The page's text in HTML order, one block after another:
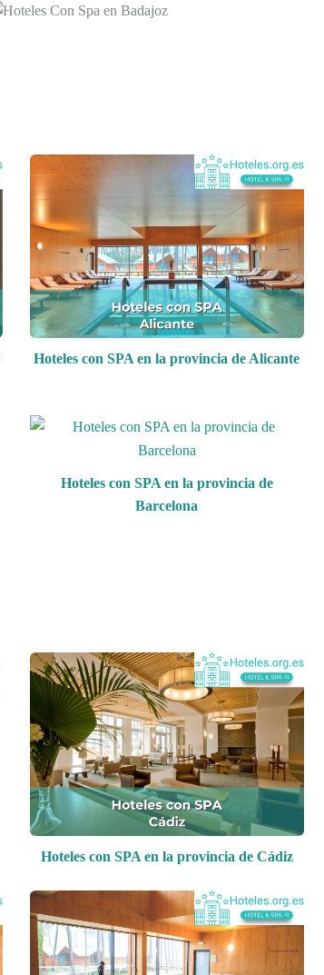
Hoteles con SPA en la provincia de Alicante
Hoteles con SPA en la provincia de
Barcelona
Hoteles con SPA en la provincia de Cádiz